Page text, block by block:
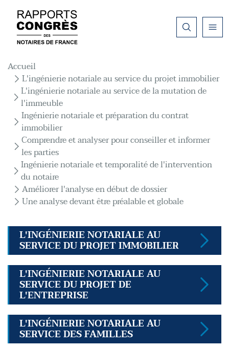
Fil d'Ariane
Accueil
L'ingénierie notariale au service du projet immobilier
L'ingénierie notariale au service de la mutation de
l'immeuble
Ingénierie notariale et préparation du contrat
immobilier
Comprendre et analyser pour conseiller et informer
les parties
Ingénierie notariale et temporalité de l'intervention
du notaire
Améliorer l'analyse en début de dossier
Une analyse devant être préalable et globale
L'INGÉNIERIE NOTARIALE AU
SERVICE DU PROJET IMMOBILIER
L'INGÉNIERIE NOTARIALE AU
SERVICE DU PROJET DE
L'ENTREPRISE
L'INGÉNIERIE NOTARIALE AU
SERVICE DES FAMILLES